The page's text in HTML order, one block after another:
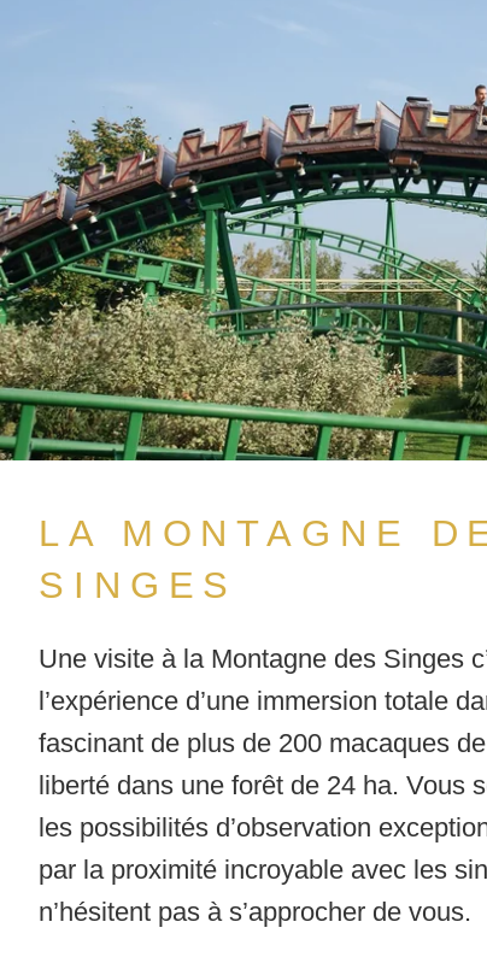
LA MONTAGNE
SINGES
Une visite à la Montagne des Singes
l’expérience d’une immersion totale
fascinant de plus de 200 macaques
liberté dans une forêt de 24 ha. Vous
les possibilités d’observation
par la proximité incroyable avec les
n’hésitent pas à s’approcher de vous.